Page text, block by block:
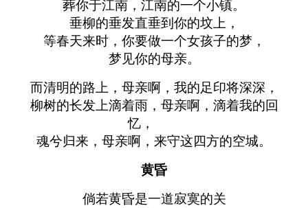
葬你于江南，江南的一个小镇。
垂柳的垂发直垂到你的坟上，
等春天来时，你要做一个女孩子的梦，
梦见你的母亲。
而清明的路上，母亲啊，我的足印将深深，
柳树的长发上滴着雨，母亲啊，滴着我的回
忆，
魂兮归来，母亲啊，来守这四方的空城。
黄昏
倘若黄昏是一道寂寞的关